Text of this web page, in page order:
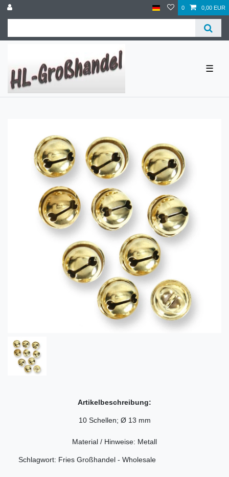
0 0,00 EUR
☰
Artikelbeschreibung:
10 Schellen; Ø 13 mm
Material / Hinweise: Metall
Schlagwort: Fries Großhandel - Wholesale